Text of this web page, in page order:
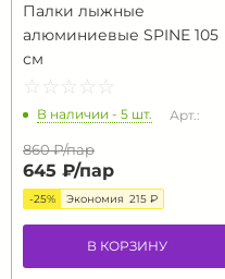
Палки лыжные
алюминиевые SPINE 105
см
☆ ☆ ☆ ☆ ☆
★ ★ ★ ★ ★
В наличии - 5 шт. Арт.:
860 ₽/пар
645 ₽/пар
-25% Экономия 215 ₽
В КОРЗИНУ